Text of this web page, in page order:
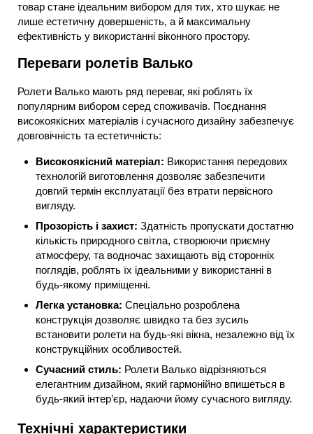
товар стане ідеальним вибором для тих, хто шукає не
лише естетичну довершеність, а й максимальну
ефективність у використанні віконного простору.
Переваги ролетів Валько
Ролети Валько мають ряд переваг, які роблять їх
популярним вибором серед споживачів. Поєднання
високоякісних матеріалів і сучасного дизайну забезпечує
довговічність та естетичність:
Високоякісний матеріал: Використання передових
технологій виготовлення дозволяє забезпечити
довгий термін експлуатації без втрати первісного
вигляду.
Прозорість і захист: Здатність пропускати достатню
кількість природного світла, створюючи приємну
атмосферу, та водночас захищають від сторонніх
поглядів, роблять їх ідеальними у використанні в
будь-якому приміщенні.
Легка установка: Спеціально розроблена
конструкція дозволяє швидко та без зусиль
встановити ролети на будь-які вікна, незалежно від їх
конструкційних особливостей.
Сучасний стиль: Ролети Валько відрізняються
елегантним дизайном, який гармонійно впишеться в
будь-який інтер’єр, надаючи йому сучасного вигляду.
Технічні характеристики